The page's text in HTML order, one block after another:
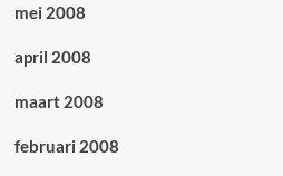
mei 2008
april 2008
maart 2008
februari 2008